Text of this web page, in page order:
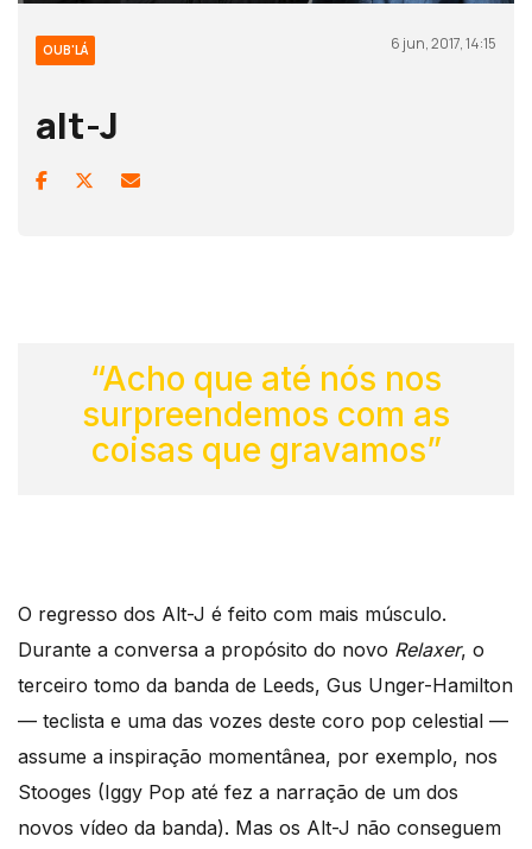
OUB'LÁ 6 jun, 2017, 14:15
alt-J
“Acho que até nós nos
surpreendemos com as
coisas que gravamos”
O regresso dos Alt-J é feito com mais músculo.
Durante a conversa a propósito do novo Relaxer, o
terceiro tomo da banda de Leeds, Gus Unger-Hamilton
— teclista e uma das vozes deste coro pop celestial —
assume a inspiração momentânea, por exemplo, nos
Stooges (Iggy Pop até fez a narração de um dos
novos vídeo da banda). Mas os Alt-J não conseguem